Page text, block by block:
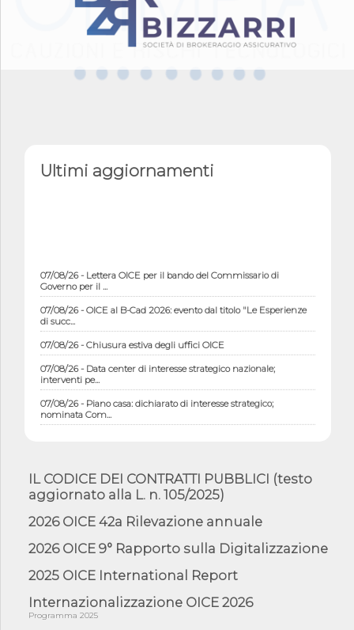
Ultimi aggiornamenti
07/08/26 - Lettera OICE per il bando del Commissario di
Governo per il ...
07/08/26 - OICE al B-Cad 2026: evento dal titolo "Le Esperienze
di succ...
07/08/26 - Chiusura estiva degli uffici OICE
07/08/26 - Data center di interesse strategico nazionale;
interventi pe...
07/08/26 - Piano casa: dichiarato di interesse strategico;
nominata Com...
costr...
06/08/26 - Istat, produzione industriale in calo dell'1% a giugno,
su a...
con ...
06/08/26 - DL PA approvato in Cdm: contributi per
06/08/26 - CdM: approvato il d.lgs. di adeguamento all’AI Act in
mate...
IL CODICE DEI CONTRATTI PUBBLICI (testo
aggiornato alla L. n. 105/2025)
2026 OICE 42a Rilevazione annuale
2026 OICE 9° Rapporto sulla Digitalizzazione
2025 OICE International Report
Internazionalizzazione OICE 2026
Programma 2025